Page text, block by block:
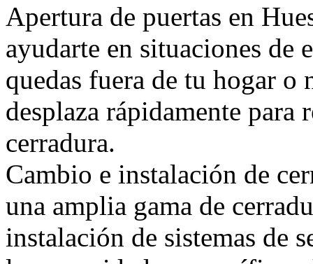
Apertura de puertas en
ayudarte en situaciones de
quedas fuera de tu hogar o
desplaza rápidamente
cerradura.
Cambio e instalación de
una amplia gama de
instalación de sistemas de